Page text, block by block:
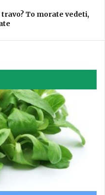
To morate vedeti,